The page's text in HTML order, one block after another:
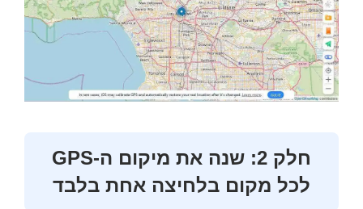
חלק 2: שנה את מיקום ה-GPS
לכל מקום בלחיצה אחת בלבד